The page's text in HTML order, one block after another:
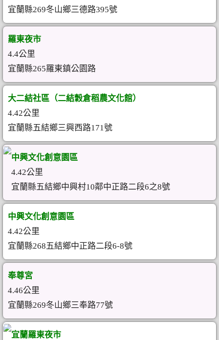
宜蘭縣269冬山鄉三德路395號
羅東夜市
4.4公里
宜蘭縣265羅東鎮公園路
大二結社區（二結穀倉稻農文化館）
4.42公里
宜蘭縣五結鄉三興西路171號
中興文化創意園區
4.42公里
宜蘭縣五結鄉中興村10鄰中正路二段6之8號
中興文化創意園區
4.42公里
宜蘭縣268五結鄉中正路二段6-8號
奉尊宮
4.46公里
宜蘭縣269冬山鄉三奉路77號
宜蘭羅東夜市